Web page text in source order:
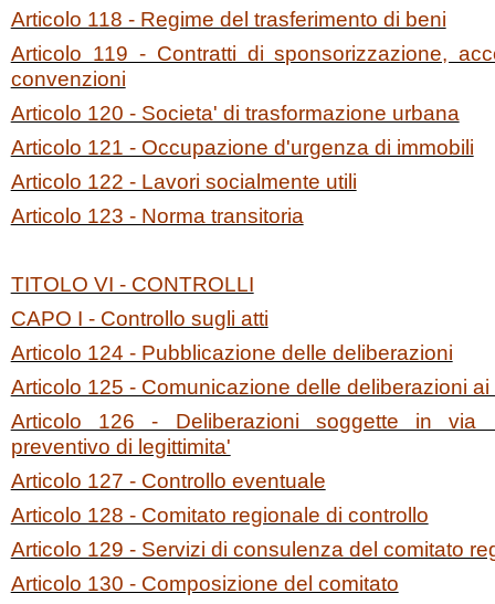
Articolo 118 - Regime del trasferimento di beni
Articolo 119 - Contratti di sponsorizzazione,
convenzioni
Articolo 120 - Societa' di trasformazione urbana
Articolo 121 - Occupazione d'urgenza di immobili
Articolo 122 - Lavori socialmente utili
Articolo 123 - Norma transitoria
TITOLO VI - CONTROLLI
CAPO I - Controllo sugli atti
Articolo 124 - Pubblicazione delle deliberazioni
Articolo 125 - Comunicazione delle deliberazioni
Articolo 126 - Deliberazioni soggette in via
preventivo di legittimita'
Articolo 127 - Controllo eventuale
Articolo 128 - Comitato regionale di controllo
Articolo 129 - Servizi di consulenza del comitato
Articolo 130 - Composizione del comitato